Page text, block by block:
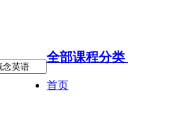
全部课程分类
首页